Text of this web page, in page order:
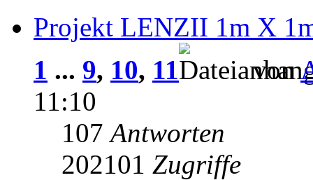
Projekt LENZII 1m X
1 ... 9, 10, 11 von
11:10
107Antworten
202101 Zugriffe